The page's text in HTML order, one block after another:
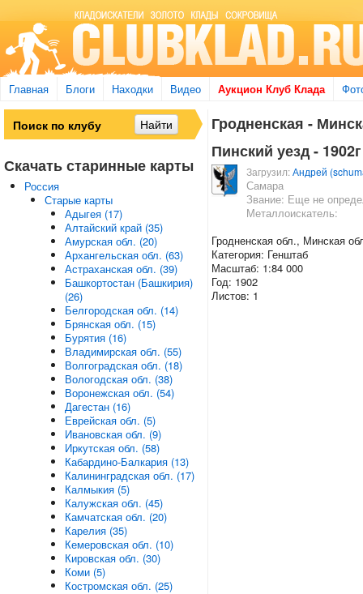
Главная Блоги Находки Видео Аукцион Клуб Клада
Гродненская -
Пинский уезд - 1902г
Загрузил:Андрей
Самара
Звание: Еще не
Металлоискатель:
Гродненская обл., Минская
Категория: Генштаб
Масштаб: 1:84 000
Год: 1902
Листов: 1
Скачать старинные карты
Россия
Старые карты
Адыгея (17)
Алтайский край (35)
Амурская обл. (20)
Архангельская обл. (63)
Астраханская обл. (39)
Башкортостан (Башкирия)
(26)
Белгородская обл. (14)
Брянская обл. (15)
Бурятия (16)
Владимирская обл. (55)
Волгоградская обл. (18)
Вологодская обл. (38)
Воронежская обл. (54)
Дагестан (16)
Еврейская обл. (5)
Ивановская обл. (9)
Иркутская обл. (58)
Кабардино-Балкария (13)
Калининградская обл. (17)
Калмыкия (5)
Калужская обл. (45)
Камчатская обл. (20)
Карелия (35)
Кемеровская обл. (10)
Кировская обл. (30)
Коми (5)
Костромская обл. (25)